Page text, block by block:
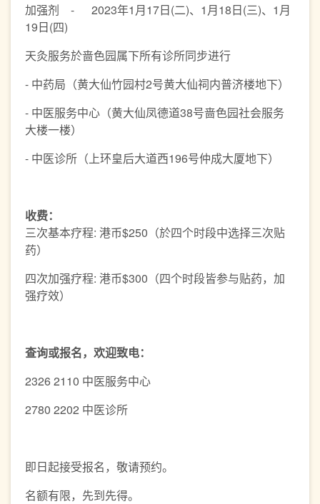
加强剂 - 2023年1月17日(二)、1月18日(三)、1月
19日(四)
天灸服务於啬色园属下所有诊所同步进行
- 中药局（黄大仙竹园村2号黄大仙祠内普济楼地下）
- 中医服务中心（黄大仙凤德道38号啬色园社会服务
大楼一楼）
- 中医诊所（上环皇后大道西196号仲成大厦地下）
收费：
三次基本疗程: 港币$250（於四个时段中选择三次贴
药）
四次加强疗程: 港币$300（四个时段皆参与贴药，加
强疗效）
查询或报名，欢迎致电：
2326 2110 中医服务中心
2780 2202 中医诊所
即日起接受报名，敬请预约。
名额有限，先到先得。